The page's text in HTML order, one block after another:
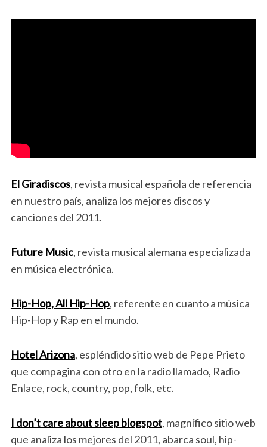
El Giradiscos, revista musical española de referencia
en nuestro país, analiza los mejores discos y
canciones del 2011.
Future Music, revista musical alemana especializada
en música electrónica.
Hip-Hop, All Hip-Hop, referente en cuanto a música
Hip-Hop y Rap en el mundo.
Hotel Arizona, espléndido sitio web de Pepe Prieto
que compagina con otro en la radio llamado, Radio
Enlace, rock, country, pop, folk, etc.
I don’t care about sleep blogspot, magnífico sitio web
que analiza los mejores del 2011, abarca soul, hip-